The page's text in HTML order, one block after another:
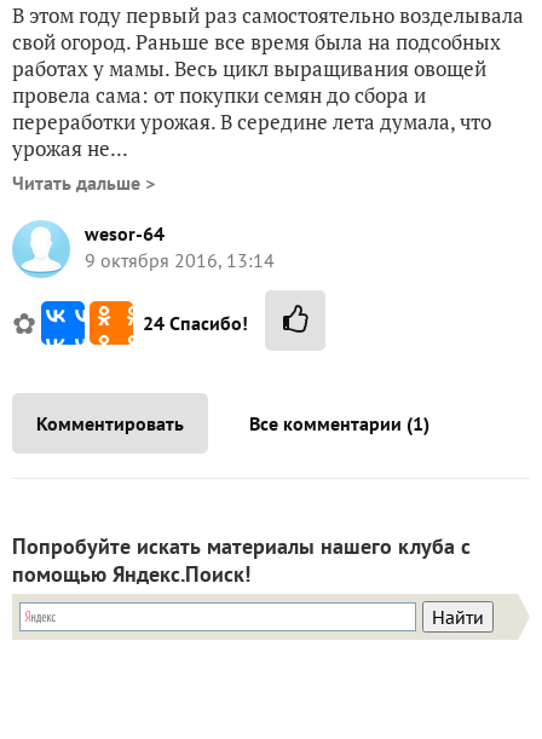
В этом году первый раз самостоятельно возделывала
свой огород. Раньше все время была на подсобных
работах у мамы. Весь цикл выращивания овощей
провела сама: от покупки семян до сбора и
переработки урожая. В середине лета думала, что
урожая не...
Читать дальше >
wesor-64
9 октября 2016, 13:14
✿ 24 Спасибо!
Комментировать Все комментарии (1)
Попробуйте искать материалы нашего клуба с
помощью Яндекс.Поиск!